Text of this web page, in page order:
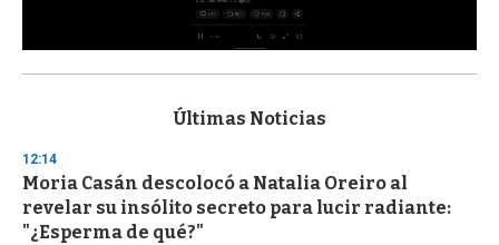
s
d
s
o
f
Últimas Noticias
12:14
Moria Casán descolocó a Natalia Oreiro al
revelar su insólito secreto para lucir radiante:
"¿Esperma de qué?"